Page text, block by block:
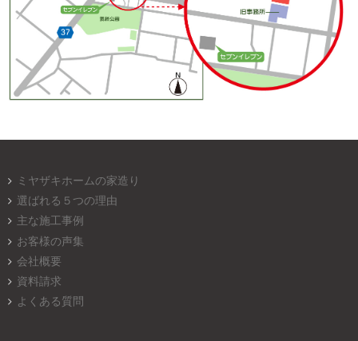
ミヤザキホームの家造り
選ばれる５つの理由
主な施工事例
お客様の声集
会社概要
資料請求
よくある質問